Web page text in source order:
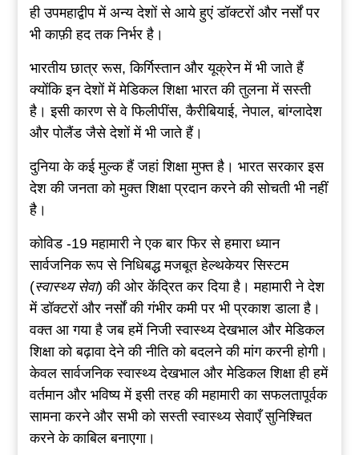
ही उपमहाद्वीप में अन्य देशों से आये हुएं डॉक्टरों और नर्सों पर
भी काफ़ी हद तक निर्भर है।
भारतीय छात्र रूस, किर्गिस्तान और यूक्रेन में भी जाते हैं
क्योंकि इन देशों में मेडिकल शिक्षा भारत की तुलना में सस्ती
है। इसी कारण से वे फिलीपींस, कैरीबियाई, नेपाल, बांग्लादेश
और पोलैंड जैसे देशों में भी जाते हैं।
दुनिया के कई मुल्क हैं जहां शिक्षा मुफ्त है। भारत सरकार इस
देश की जनता को मुक्त शिक्षा प्रदान करने की सोचती भी नहीं
है।
कोविड -19 महामारी ने एक बार फिर से हमारा ध्यान
सार्वजनिक रूप से निधिबद्ध मजबूत हेल्थकेयर सिस्टम
(स्वास्थ्य सेवा) की ओर केंद्रित कर दिया है। महामारी ने देश
में डॉक्टरों और नर्सों की गंभीर कमी पर भी प्रकाश डाला है।
वक्त आ गया है जब हमें निजी स्वास्थ्य देखभाल और मेडिकल
शिक्षा को बढ़ावा देने की नीति को बदलने की मांग करनी होगी।
केवल सार्वजनिक स्वास्थ्य देखभाल और मेडिकल शिक्षा ही हमें
वर्तमान और भविष्य में इसी तरह की महामारी का सफलतापूर्वक
सामना करने और सभी को सस्ती स्वास्थ्य सेवाएँ सुनिश्चित
करने के काबिल बनाएगा।